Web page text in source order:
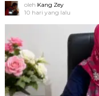
oleh Kang Zey
10 hari yang lalu